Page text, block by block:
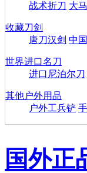
战术折刀 大
收藏刀剑
唐刀汉剑 中
世界进口名刀
进口尼泊尔刀
其他户外用品
户外工兵铲
国外正